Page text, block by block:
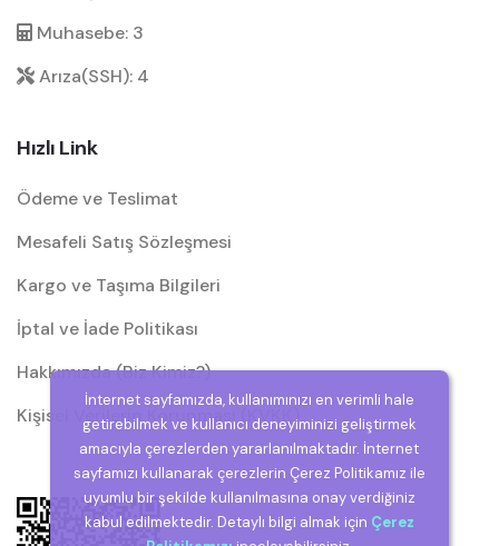
Muhasebe: 3
Arıza(SSH): 4
Hızlı Link
Ödeme ve Teslimat
Mesafeli Satış Sözleşmesi
Kargo ve Taşıma Bilgileri
İptal ve İade Politikası
Hakkımızda (Biz Kimiz?)
Kişisel Verilerin Korunması (KVKK)
İnternet sayfamızda, kullanımınızı en verimli hale
getirebilmek ve kullanıcı deneyiminizi geliştirmek
amacıyla çerezlerden yararlanılmaktadır. İnternet
sayfamızı kullanarak çerezlerin Çerez Politikamız ile
uyumlu bir şekilde kullanılmasına onay verdiğiniz
kabul edilmektedir. Detaylı bilgi almak için Çerez